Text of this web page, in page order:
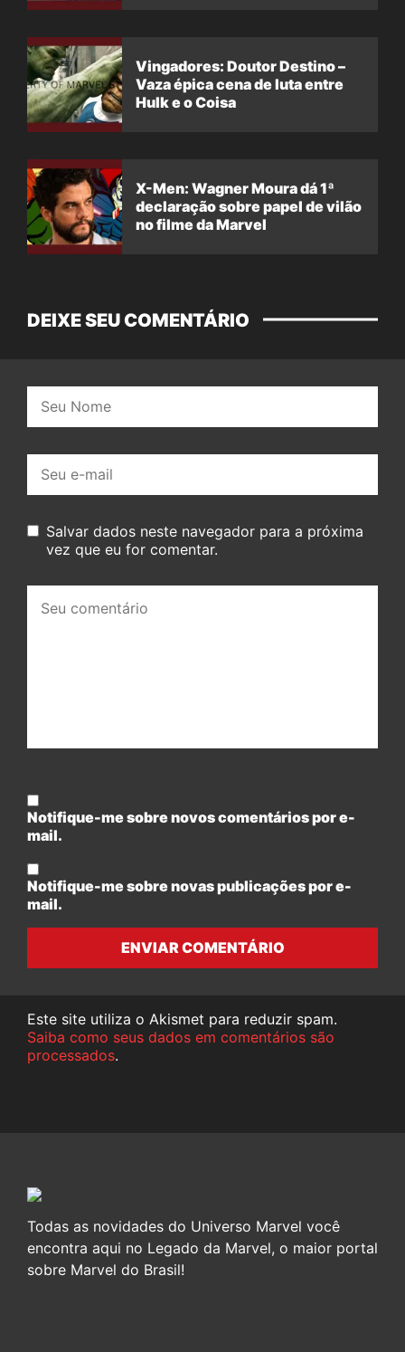
Vingadores: Doutor Destino –
Vaza épica cena de luta entre
Hulk e o Coisa
X-Men: Wagner Moura dá 1ª
declaração sobre papel de vilão
no filme da Marvel
DEIXE SEU COMENTÁRIO
mail:
Salvar dados neste navegador para a próxima
vez que eu for comentar.
comentário:
Notifique-me sobre novos comentários por e-
mail.
Notifique-me sobre novas publicações por e-
mail.
ENVIAR COMENTÁRIO
Este site utiliza o Akismet para reduzir spam.
Saiba como seus dados em comentários são
processados.
Todas as novidades do Universo Marvel você
encontra aqui no Legado da Marvel, o maior portal
sobre Marvel do Brasil!